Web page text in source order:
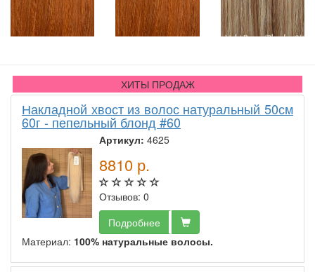
ХИТЫ ПРОДАЖ
Накладной хвост из волос натуральный 50см
60г - пепельный блонд #60
Артикул: 4625
8810 р.
Отзывов: 0
Подробнее
Материал: 100% натуральные волосы.